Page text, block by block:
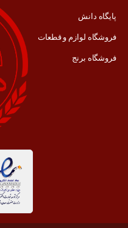
پایگاه دانش
فروشگاه لوازم و قطعات
فروشگاه برنج